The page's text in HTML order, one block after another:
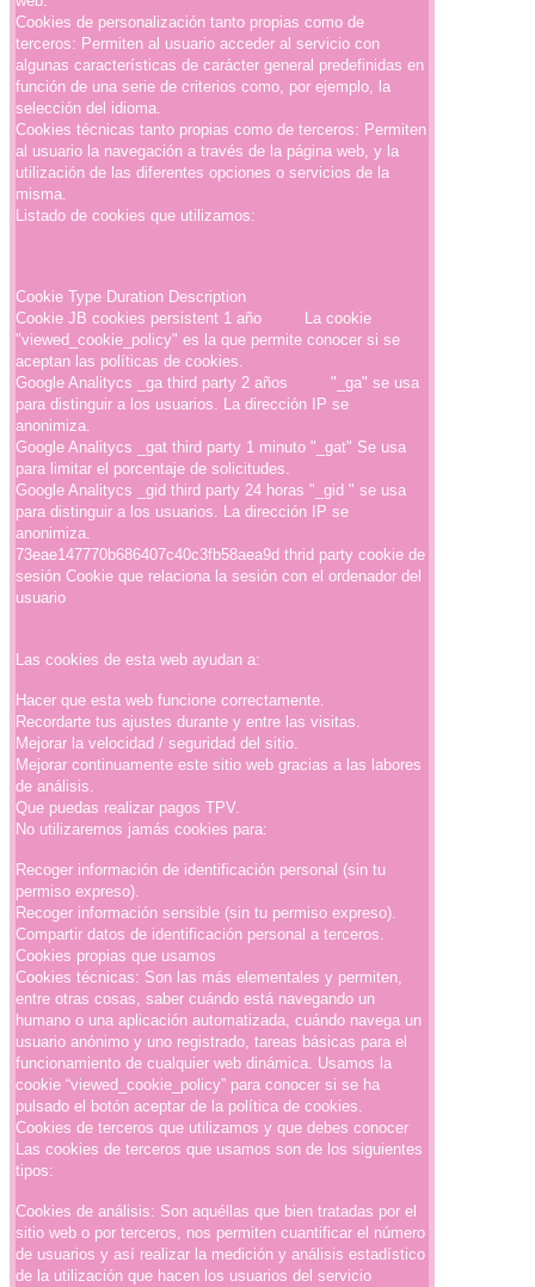
Cookies de personalización tanto propias como de
terceros: Permiten al usuario acceder al servicio con
algunas características de carácter general predefinidas en
función de una serie de criterios como, por ejemplo, la
selección del idioma.
Cookies técnicas tanto propias como de terceros: Permiten
al usuario la navegación a través de la página web, y la
utilización de las diferentes opciones o servicios de la
misma.
Listado de cookies que utilizamos:
Cookie Type Duration Description
Cookie JB cookies persistent 1 año La cookie
"viewed_cookie_policy" es la que permite conocer si se
aceptan las políticas de cookies.
Google Analitycs _ga third party 2 años "_ga" se usa
para distinguir a los usuarios. La dirección IP se
anonimiza.
Google Analitycs _gat third party 1 minuto "_gat" Se usa
para limitar el porcentaje de solicitudes.
Google Analitycs _gid third party 24 horas "_gid " se usa
para distinguir a los usuarios. La dirección IP se
anonimiza.
73eae147770b686407c40c3fb58aea9d thrid party cookie de
sesión Cookie que relaciona la sesión con el ordenador del
usuario
Las cookies de esta web ayudan a:
Hacer que esta web funcione correctamente.
Recordarte tus ajustes durante y entre las visitas.
Mejorar la velocidad / seguridad del sitio.
Mejorar continuamente este sitio web gracias a las labores
de análisis.
Que puedas realizar pagos TPV.
No utilizaremos jamás cookies para:
Recoger información de identificación personal (sin tu
permiso expreso).
Recoger información sensible (sin tu permiso expreso).
Compartir datos de identificación personal a terceros.
Cookies propias que usamos
Cookies técnicas: Son las más elementales y permiten,
entre otras cosas, saber cuándo está navegando un
humano o una aplicación automatizada, cuándo navega un
usuario anónimo y uno registrado, tareas básicas para el
funcionamiento de cualquier web dinámica. Usamos la
cookie “viewed_cookie_policy” para conocer si se ha
pulsado el botón aceptar de la política de cookies.
Cookies de terceros que utilizamos y que debes conocer
Las cookies de terceros que usamos son de los siguientes
tipos:
Cookies de análisis: Son aquéllas que bien tratadas por el
sitio web o por terceros, nos permiten cuantificar el número
de usuarios y así realizar la medición y análisis estadístico
de la utilización que hacen los usuarios del servicio